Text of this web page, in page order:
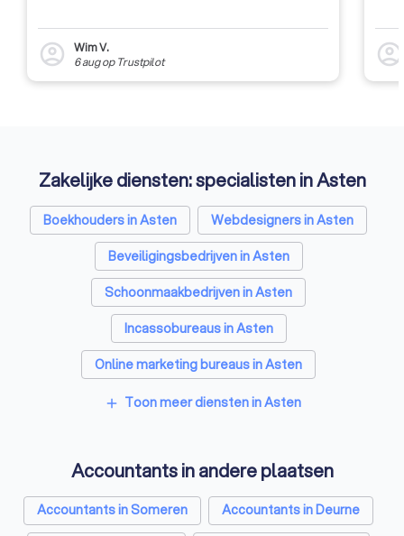
account_circle
Wim V.
6 augop Trustpilot account_circle
Zakelijke diensten: specialisten in Asten
Boekhouders in Asten
Webdesigners in Asten
Beveiligingsbedrijven in Asten
Schoonmaakbedrijven in Asten
Incassobureaus in Asten
Online marketing bureaus in Asten
Tekstschrijvers in Asten
Vertaalbureaus in Asten
Grafisch ontwerpers in Asten
Reclamebureaus in Asten
add Toon meer diensten in Asten
Accountants in andere plaatsen
Accountants in Someren
Accountants in Deurne